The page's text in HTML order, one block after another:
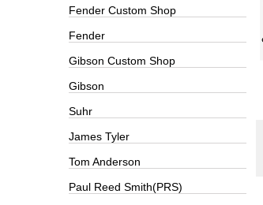
Fender Custom Shop
Fender
Gibson Custom Shop
Gibson
Suhr
James Tyler
Tom Anderson
Paul Reed Smith(PRS)